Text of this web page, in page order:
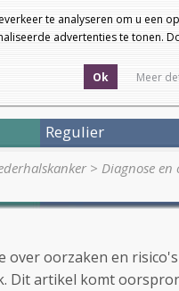
te analyseren om u
advertenties te tonen.
Ok Meer
Regulier
> Diagnose
over oorzaken en
Dit artikel komt